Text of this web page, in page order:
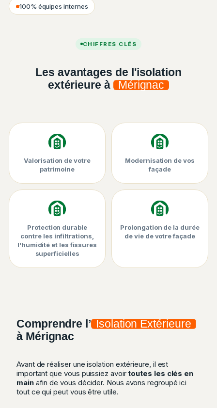
100% équipes internes
Chantier ISO&FACE — Isolation thermique par l'extérieur
CHIFFRES CLÉS
Les avantages de l'isolation
extérieure à
Mérignac
Valorisation de votre
patrimoine
Modernisation de vos
façade
Protection durable
contre les infiltrations,
l'humidité et les fissures
superficielles
Prolongation de la durée
de vie de votre façade
Comprendre l’ Isolation Extérieure
à Mérignac
Avant de réaliser uneisolation extérieure , il est
important que vous puissiez avoirtoutes les clés en
mainafin de vous décider. Nous avons regroupé ici
tout ce qui peut vous être utile.